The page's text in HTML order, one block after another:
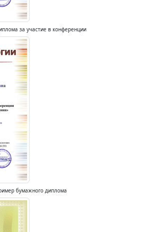
за участие в конференции
бумажного диплома